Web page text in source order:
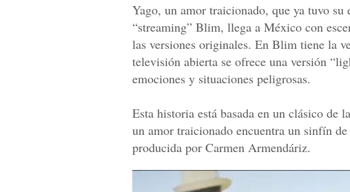
Yago, un amor traicionado, que ya tuvo
“streaming” Blim, llega a México con
las versiones originales. En Blim tiene la
televisión abierta se ofrece una versión
emociones y situaciones peligrosas.
Esta historia está basada en un clásico de
un amor traicionado encuentra un sinfín
producida por Carmen Armendáriz.